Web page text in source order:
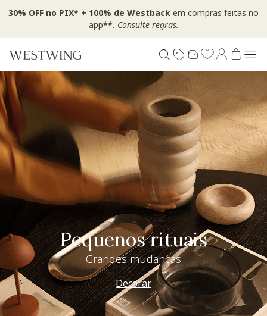
30% OFF no PIX* + 100% de Westback em compras feitas no
app**. Consulte regras.
Pequenos rituais
Grandes mudanças
Decorar